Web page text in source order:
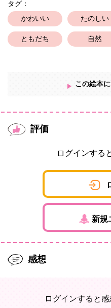
タグ：
かわいい たのしい
ともだち 自然
この絵本
評価
ログインする
新規
感想
ログインすると